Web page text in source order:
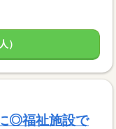
）
◎福祉施設で